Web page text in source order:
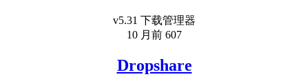
v5.31 下载管理器
10 月前 607
Dropshare